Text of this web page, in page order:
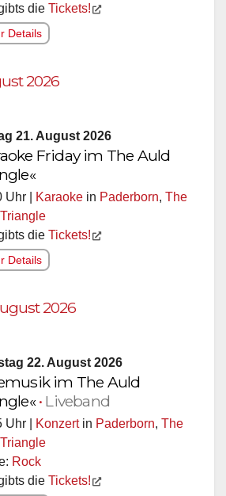
die Tickets!
Details
2026
21. August 2026
Friday im The Auld
Uhr | Karaoke in Paderborn, The
die Tickets!
Details
2026
22. August 2026
im The Auld
• Liveband
Uhr | Konzertin Paderborn, The
Rock
die Tickets!